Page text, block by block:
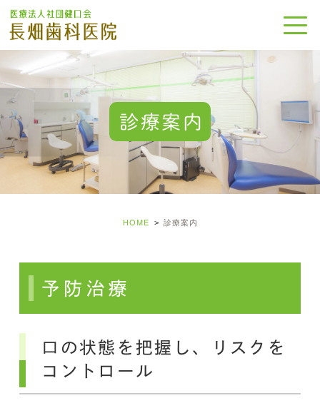
診療案内
HOME 診療案内
予防治療
口の状態を把握し、リスクを
コントロール